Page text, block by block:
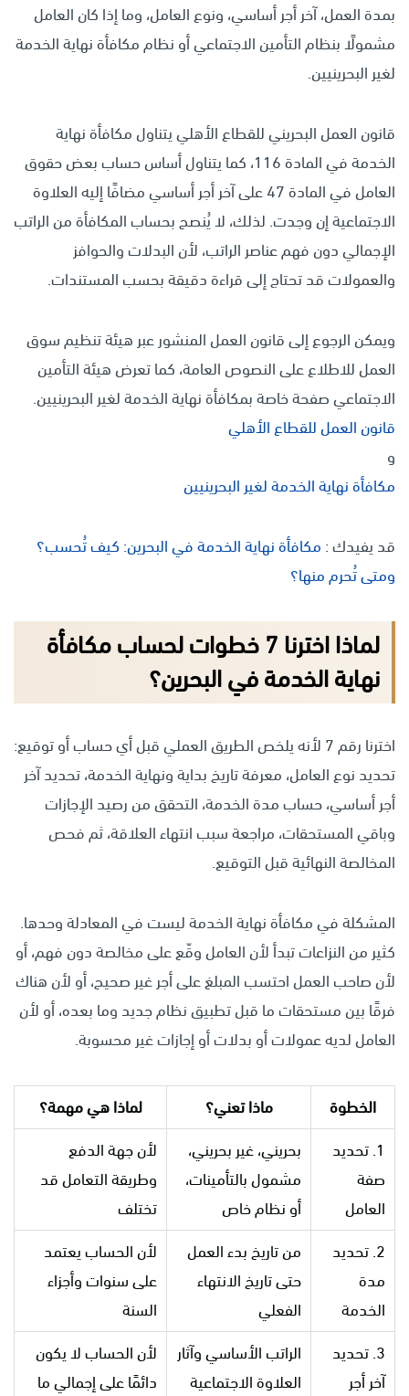
بمدة العمل، آخر أجر أساسي، ونوع العامل، وما إذا كان العامل
مشمولًا بنظام التأمين الاجتماعي أو نظام مكافأة نهاية الخدمة
لغير البحرينيين.
قانون العمل البحريني للقطاع الأهلي يتناول مكافأة نهاية
الخدمة في المادة 116، كما يتناول أساس حساب بعض حقوق
العامل في المادة 47 على آخر أجر أساسي مضافًا إليه العلاوة
الاجتماعية إن وجدت. لذلك، لا يُنصح بحساب المكافأة من الراتب
الإجمالي دون فهم عناصر الراتب، لأن البدلات والحوافز
والعمولات قد تحتاج إلى قراءة دقيقة بحسب المستندات.
ويمكن الرجوع إلى قانون العمل المنشور عبر هيئة تنظيم سوق
العمل للاطلاع على النصوص العامة، كما تعرض هيئة التأمين
الاجتماعي صفحة خاصة بمكافأة نهاية الخدمة لغير البحرينيين.
قانون العمل للقطاع الأهلي
و
مكافأة نهاية الخدمة لغير البحرينيين
قد يفيدك : مكافأة نهاية الخدمة في البحرين: كيف تُحسب؟
ومتى تُحرم منها؟
لماذا اخترنا 7 خطوات لحساب مكافأة
نهاية الخدمة في البحرين؟
اخترنا رقم 7 لأنه يلخص الطريق العملي قبل أي حساب أو توقيع:
تحديد نوع العامل، معرفة تاريخ بداية ونهاية الخدمة، تحديد آخر
أجر أساسي، حساب مدة الخدمة، التحقق من رصيد الإجازات
وباقي المستحقات، مراجعة سبب انتهاء العلاقة، ثم فحص
المخالصة النهائية قبل التوقيع.
المشكلة في مكافأة نهاية الخدمة ليست في المعادلة وحدها.
كثير من النزاعات تبدأ لأن العامل وقّع على مخالصة دون فهم، أو
لأن صاحب العمل احتسب المبلغ على أجر غير صحيح، أو لأن هناك
فرقًا بين مستحقات ما قبل تطبيق نظام جديد وما بعده، أو لأن
العامل لديه عمولات أو بدلات أو إجازات غير محسوبة.
الخطوة ماذا تعني؟
لماذا هي مهمة؟
1. تحديد
صفة
العامل
بحريني، غير بحريني،
مشمول بالتأمينات،
أو نظام خاص
لأن جهة الدفع
وطريقة التعامل قد
تختلف
2. تحديد
مدة
الخدمة
من تاريخ بدء العمل
حتى تاريخ الانتهاء
الفعلي
لأن الحساب يعتمد
على سنوات وأجزاء
السنة
3. تحديد
آخر أجر
الراتب الأساسي وآثار
العلاوة الاجتماعية
لأن الحساب لا يكون
دائمًا على إجمالي ما